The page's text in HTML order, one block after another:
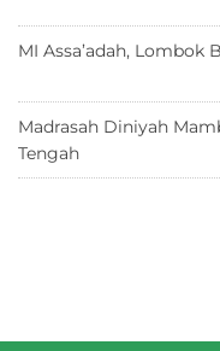
MI Assa’adah, Lombok
Madrasah Diniyah
Tengah